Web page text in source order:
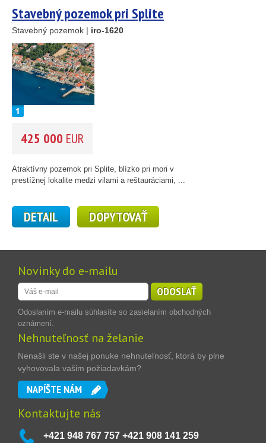
Stavebný pozemok pri Splite
Stavebný pozemok | iro-1620
425 000 EUR
Atraktívny pozemok pri Splite, blízko pri mori v
prestížnej lokalite medzi vilami a reštauráciami, ...
DETAIL DOPYTOVAŤ
Novinky do e-mailu
ODOSLAŤ
Odoslaním e-mailu súhlasíte so zasielaním obchodných
oznámení.
Nehnuteľnosť na želanie
Nenašli ste v našej ponuke nehnuteľnosť, ktorá by plne
vyhovovala vašim požiadavkám?
NAPÍŠTE NÁM
Kontaktujte nás
+421 948 767 757 +421 908 141 259